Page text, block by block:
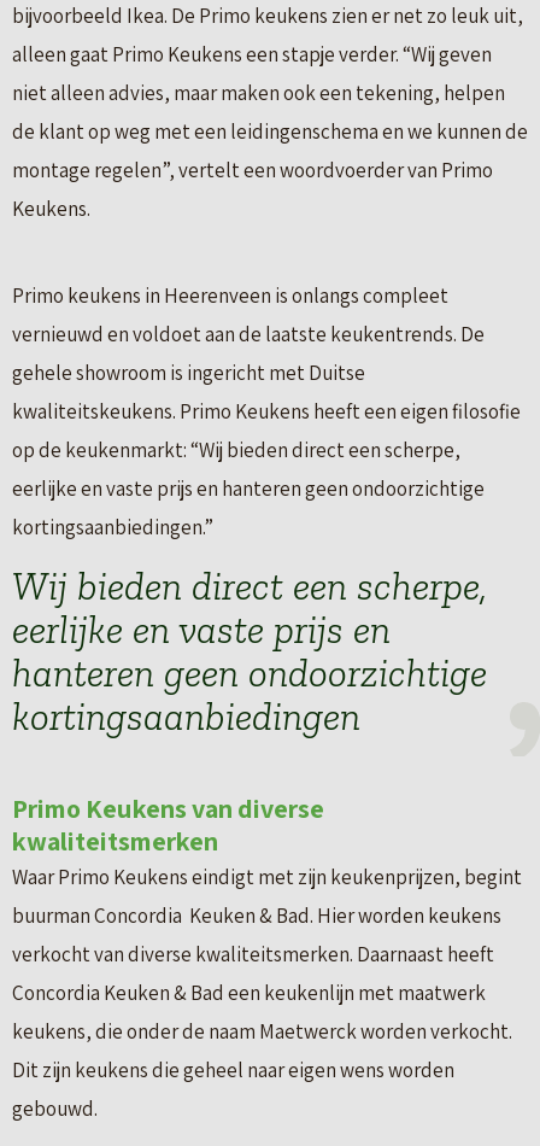
bijvoorbeeld Ikea. De Primo keukens zien er net zo leuk uit,
alleen gaat Primo Keukens een stapje verder. “Wij geven
niet alleen advies, maar maken ook een tekening, helpen
de klant op weg met een leidingenschema en we kunnen de
montage regelen”, vertelt een woordvoerder van Primo
Keukens.
Primo keukens in Heerenveen is onlangs compleet
vernieuwd en voldoet aan de laatste keukentrends. De
gehele showroom is ingericht met Duitse
kwaliteitskeukens. Primo Keukens heeft een eigen filosofie
op de keukenmarkt: “Wij bieden direct een scherpe,
eerlijke en vaste prijs en hanteren geen ondoorzichtige
kortingsaanbiedingen.”
Wij bieden direct een scherpe,
eerlijke en vaste prijs en
hanteren geen ondoorzichtige
kortingsaanbiedingen
Primo Keukens van diverse
kwaliteitsmerken
Waar Primo Keukens eindigt met zijn keukenprijzen, begint
buurman Concordia Keuken & Bad. Hier worden keukens
verkocht van diverse kwaliteitsmerken. Daarnaast heeft
Concordia Keuken & Bad een keukenlijn met maatwerk
keukens, die onder de naam Maetwerck worden verkocht.
Dit zijn keukens die geheel naar eigen wens worden
gebouwd.